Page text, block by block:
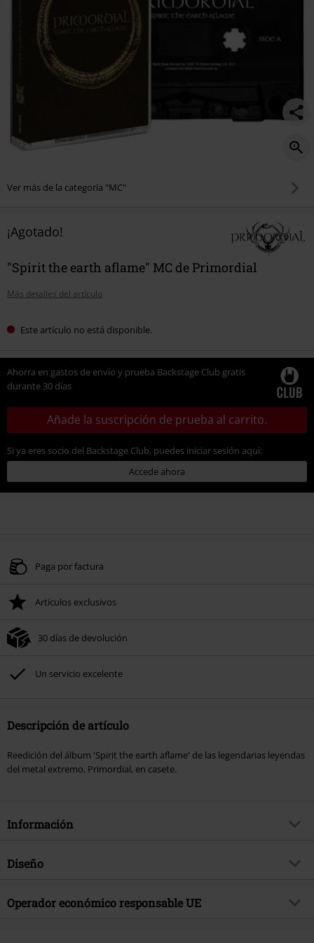
Ver más de la categoría "MC"
¡Agotado!
"Spirit the earth aflame" MC de Primordial
Más detalles del artículo
Este artículo no está disponible.
Ahorra en gastos de envío y prueba Backstage Club gratis
durante 30 días
Añade la suscripción de prueba al carrito.
Si ya eres socio del Backstage Club, puedes iniciar sesión aquí:
Accede ahora
Paga por factura
Artículos exclusivos
30 días de devolución
Un servicio excelente
Descripción de artículo
Reedición del álbum 'Spirit the earth aflame' de las legendarias leyendas
del metal extremo, Primordial, en casete.
Información
Artículo no.
Género Musical
Pagan Metal
Diseño
Tipo de producto
MC
Operador económico responsable UE